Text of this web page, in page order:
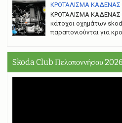
ΚΡΟΤΑΛΙΣΜΑ ΚΑΔΕΝΑΣ
ΚΡΟΤΑΛΙΣΜΑ ΚΑΔΕΝΑΣ
κάτοχοι οχημάτων
παραπονιούνται για
Skoda Club Πελοποννήσου 2026